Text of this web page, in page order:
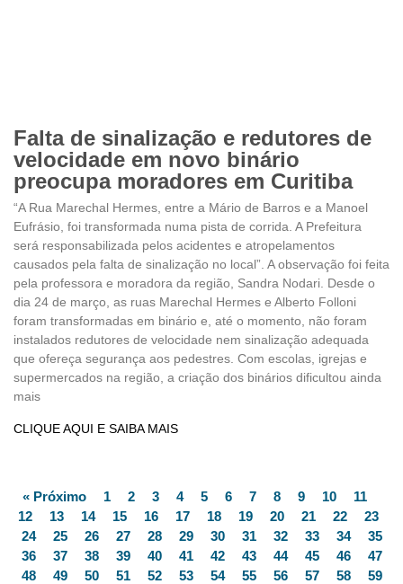
Falta de sinalização e redutores de
velocidade em novo binário
preocupa moradores em Curitiba
“A Rua Marechal Hermes, entre a Mário de Barros e a Manoel
Eufrásio, foi transformada numa pista de corrida. A Prefeitura
será responsabilizada pelos acidentes e atropelamentos
causados pela falta de sinalização no local”. A observação foi feita
pela professora e moradora da região, Sandra Nodari. Desde o
dia 24 de março, as ruas Marechal Hermes e Alberto Folloni
foram transformadas em binário e, até o momento, não foram
instalados redutores de velocidade nem sinalização adequada
que ofereça segurança aos pedestres. Com escolas, igrejas e
supermercados na região, a criação dos binários dificultou ainda
mais
CLIQUE AQUI E SAIBA MAIS
« Próximo 1 2 3 4 5 6 7 8 9 10
11
12
13 14 15 16 17 18 19 20 21 22
23
24
25 26 27 28 29 30 31 32 33 34
35
36
37 38 39 40 41 42 43 44 45 46
47
48
49 50 51 52 53 54 55 56 57 58
59